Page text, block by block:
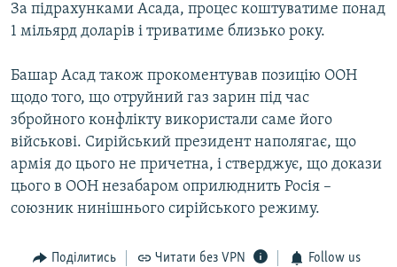
За підрахунками Асада, процес коштуватиме понад
1 мільярд доларів і триватиме близько року.
Башар Асад також прокоментував позицію ООН
щодо того, що отруйний газ зарин під час
збройного конфлікту використали саме його
військові. Сирійський президент наполягає, що
армія до цього не причетна, і стверджує, що докази
цього в ООН незабаром оприлюднить Росія –
союзник нинішнього сирійського режиму.
Поділитись Читати без VPN Follow us